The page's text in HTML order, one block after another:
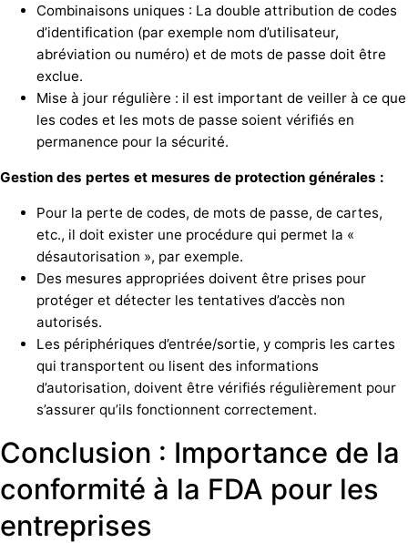
Combinaisons uniques : La double attribution de codes
d’identification (par exemple nom d’utilisateur,
abréviation ou numéro) et de mots de passe doit être
exclue.
Mise à jour régulière : il est important de veiller à ce que
les codes et les mots de passe soient vérifiés en
permanence pour la sécurité.
Gestion des pertes et mesures de protection générales :
Pour la perte de codes, de mots de passe, de cartes,
etc., il doit exister une procédure qui permet la «
désautorisation », par exemple.
Des mesures appropriées doivent être prises pour
protéger et détecter les tentatives d’accès non
autorisés.
Les périphériques d’entrée/sortie, y compris les cartes
qui transportent ou lisent des informations
d’autorisation, doivent être vérifiés régulièrement pour
s’assurer qu’ils fonctionnent correctement.
Conclusion : Importance de la
conformité à la FDA pour les
entreprises